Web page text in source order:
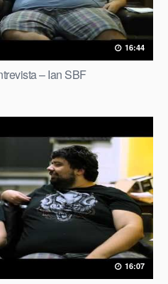
16:44
– Ian SBF
16:07